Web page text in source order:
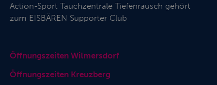
Action-Sport Tauchzentrale Tiefenrausch gehört
zum EISBÄREN Supporter Club
Öffnungszeiten Wilmersdorf
Öffnungszeiten Kreuzberg